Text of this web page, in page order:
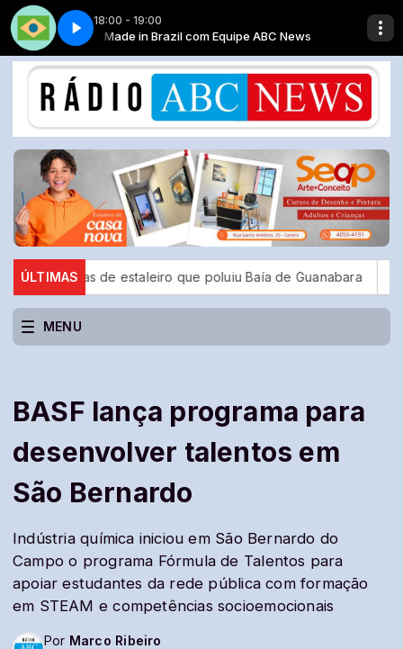
18:00 - 19:00
News Made in Brazil com Equipe ABC News
- COMPLETO JORNAL METROPOLITANO #004 - 07 02 2025 -
ÚLTIMAS
de estaleiro que poluiu Baía de Guanabara CBF
MENU
BASF lança programa para
desenvolver talentos em
São Bernardo
Indústria química iniciou em São Bernardo do
Campo o programa Fórmula de Talentos para
apoiar estudantes da rede pública com formação
em STEAM e competências socioemocionais
Por Marco Ribeiro